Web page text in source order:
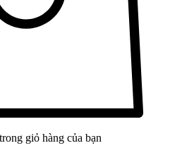
giỏ hàng của bạn